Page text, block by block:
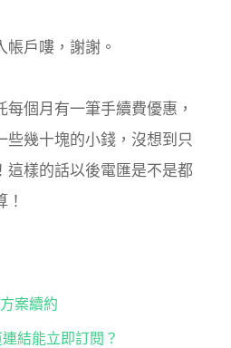
戶嘍，謝謝。
個月有一筆手續費優惠，
些幾十塊的小錢，沒想到只
這樣的話以後電匯是不是都
案續約
結能立即訂閱？